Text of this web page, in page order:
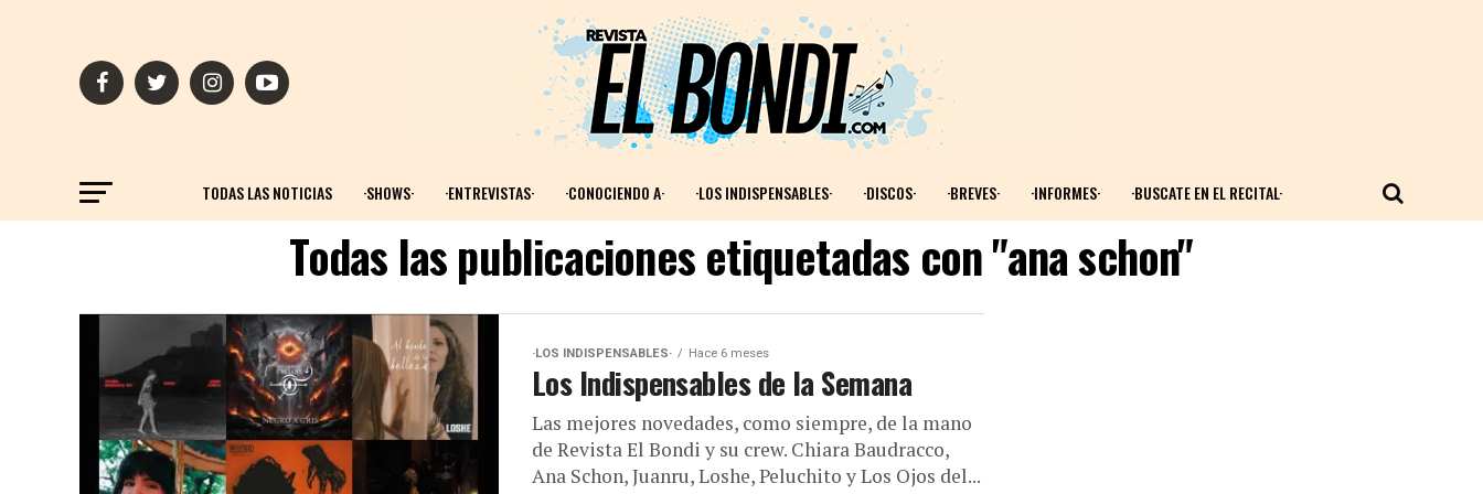
TODAS LAS NOTICIAS ·SHOWS· ·ENTREVISTAS· ·CONOCIENDO A· ·LOS INDISPENSABLES· ·DISCOS· ·BREVES· ·INFORMES· ·BUSCATE EN EL RECITAL·
Todas las publicaciones etiquetadas con "ana schon"
·LOS INDISPENSABLES· Hace 6 meses
Los Indispensables de la Semana
Las mejores novedades, como siempre, de la mano
de Revista El Bondi y su crew. Chiara Baudracco,
Ana Schon, Juanru, Loshe, Peluchito y Los Ojos del...